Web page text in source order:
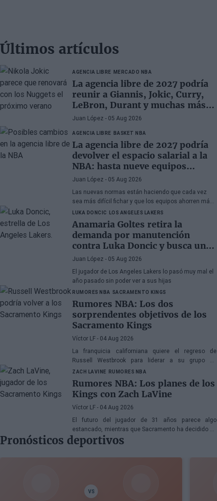
Últimos artículos
AGENCIA LIBRE MERCADO NBA
La agencia libre de 2027 podría
reunir a Giannis, Jokic, Curry,
LeBron, Durant y muchas más
superestrellas
Juan López - 05 Aug 2026
AGENCIA LIBRE BASKET NBA
La agencia libre de 2027 podría
devolver el espacio salarial a la
NBA: hasta nueve equipos
tendrían margen
Juan López - 05 Aug 2026
Las nuevas normas están haciendo que cada vez
sea más difícil fichar y que los equipos ahorren más
que nunca
LUKA DONCIC LOS ANGELES LAKERS
Anamaria Goltes retira la
demanda por manutención
contra Luka Doncic y busca un
acuerdo amistoso
Juan López - 05 Aug 2026
El jugador de Los Angeles Lakers lo pasó muy mal el
año pasado sin poder ver a sus hijas
RUMORES NBA SACRAMENTO KINGS
Rumores NBA: Los dos
sorprendentes objetivos de los
Sacramento Kings
Víctor LF - 04 Aug 2026
La franquicia californiana quiere el regreso de
Russell Westbrook para liderar a su grupo de
jóvenes, mientras que también suena Victor Oladipo
ZACH LAVINE RUMORES NBA
Rumores NBA: Los planes de los
Kings con Zach LaVine
Víctor LF - 04 Aug 2026
El futuro del jugador de 31 años parece algo
estancado, mientras que Sacramento ha decidido no
rescindir su contrato
Pronósticos deportivos
VS